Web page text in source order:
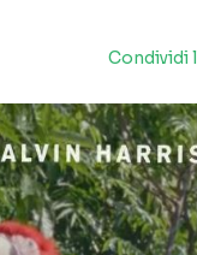
Condividi